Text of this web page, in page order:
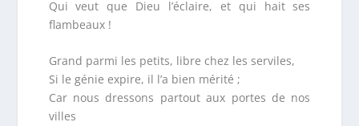
Qui veut que Dieu l’éclaire, et qui hait ses
flambeaux !
Grand parmi les petits, libre chez les serviles,
Si le génie expire, il l’a bien mérité ;
Car nous dressons partout aux portes de nos
villes